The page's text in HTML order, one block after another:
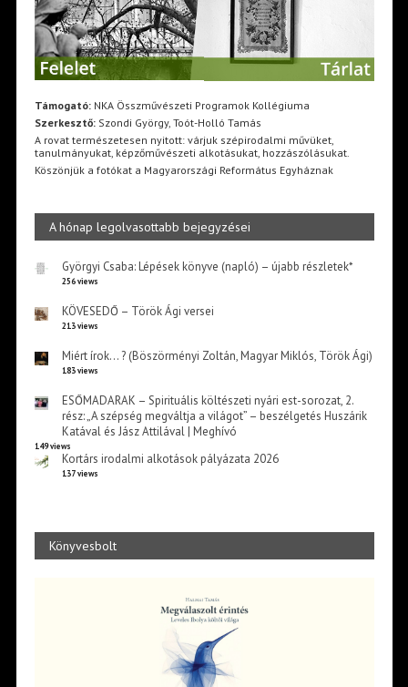
Támogató:NKA Összművészeti Programok Kollégiuma
Szerkesztő:Szondi György, Toót-Holló Tamás
A rovat természetesen nyitott: várjuk szépirodalmi művüket,
tanulmányukat, képzőművészeti alkotásukat, hozzászólásukat.
Köszönjük a fotókat a Magyarországi Református Egyháznak
A hónap legolvasottabb bejegyzései
Györgyi Csaba: Lépések könyve (napló) – újabb részletek*
256 views
KÖVESEDŐ – Török Ági versei
213 views
Miért írok… ? (Böszörményi Zoltán, Magyar Miklós, Török Ági)
183 views
ESŐMADARAK – Spirituális költészeti nyári est-sorozat, 2.
rész: „A szépség megváltja a világot” – beszélgetés Huszárik
Katával és Jász Attilával | Meghívó
149 views
Kortárs irodalmi alkotások pályázata 2026
137 views
Könyvesbolt